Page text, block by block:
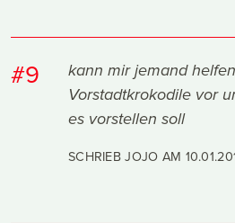
#9
kann mir jemand
Vorstadtkrokodile vor
es vorstellen soll
SCHRIEB JOJO AM